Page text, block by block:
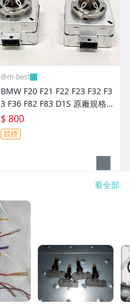
@m-best
BMW F20 F21 F22 F23 F32 F3
3 F36 F82 F83 D1S 原廠規格
HID 燈泡 (日本外匯拆車品) 66
140
$ 800
競標
看全部